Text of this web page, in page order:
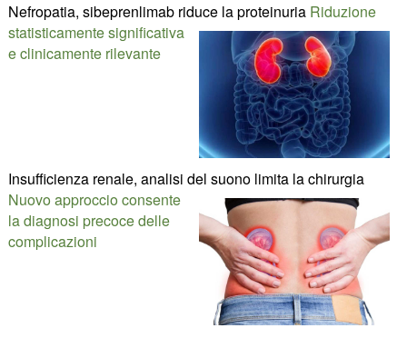
Nefropatia, sibeprenlimab riduce la proteinuria Riduzione
statisticamente significativa
e clinicamente rilevante
Insufficienza renale, analisi del suono limita la chirurgia
Nuovo approccio consente
la diagnosi precoce delle
complicazioni